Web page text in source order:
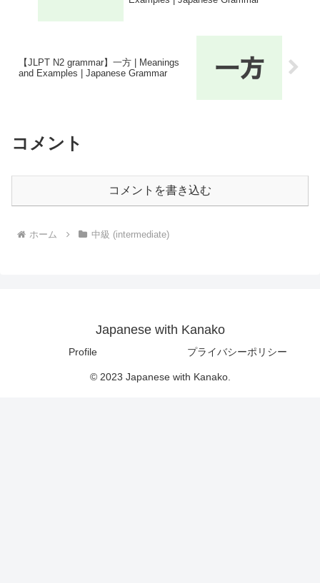
【JLPT N2 grammar】一方 | Meanings
and Examples | Japanese Grammar
コメント
コメントを書き込む
ホーム 中級 (intermediate)
Japanese with Kanako
Profile プライバシーポリシー
© 2023 Japanese with Kanako.